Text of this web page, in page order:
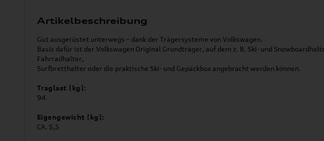
Artikelbeschreibung
Gut ausgerüstet unterwegs – dank der Trägersysteme von Volkswagen.
Basis dafür ist der Volkswagen Original Grundträger, auf dem z. B. Ski- und
Fahrradhalter,
Surfbretthalter oder die praktische Ski- und Gepäckbox angebracht werden können.
Traglast [kg]:
94
Eigengewicht [kg]:
CA. 5,5